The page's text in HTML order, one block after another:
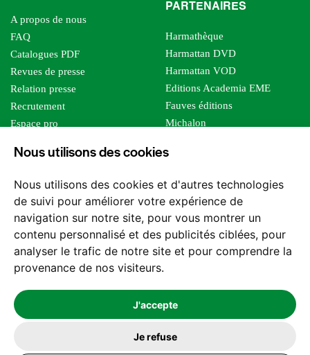
Nous utilisons des cookies
Nous utilisons des cookies et d'autres technologies
de suivi pour améliorer votre expérience de
navigation sur notre site, pour vous montrer un
contenu personnalisé et des publicités ciblées, pour
analyser le trafic de notre site et pour comprendre la
provenance de nos visiteurs.
J'accepte
Je refuse
A propos de nous
FAQ
Catalogues PDF
Revues de presse
Relation presse
Recrutement
Espace pro
Foreign rights
PARTENAIRES
Harmathèque
Harmattan DVD
Harmattan VOD
Editions Academia EME
Fauves éditions
Michalon
Editions Sutton
Les impliqués
Tous les éditeurs
Nos structures
Nous contacter